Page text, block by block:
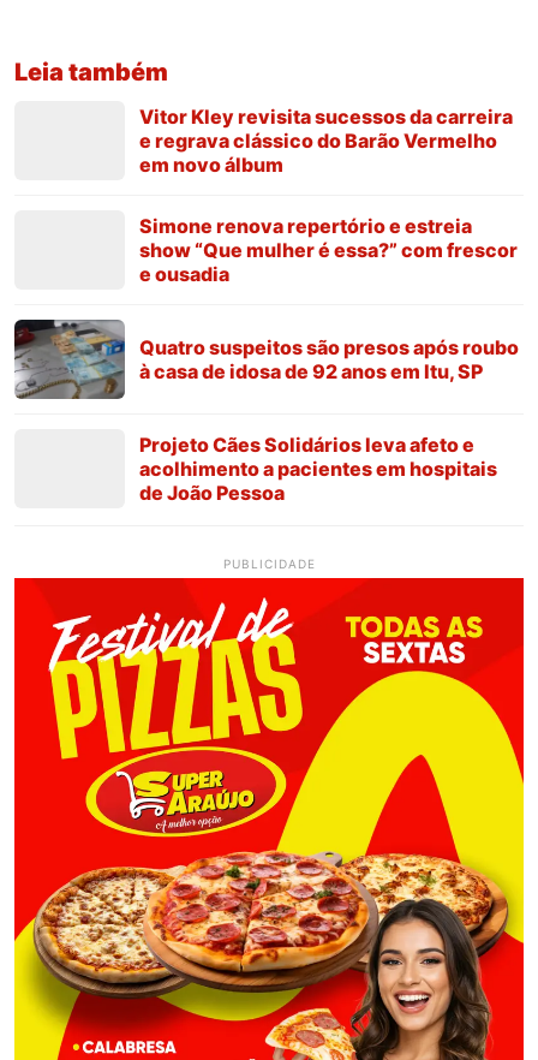
Leia também
Vitor Kley revisita sucessos da carreira
e regrava clássico do Barão Vermelho
em novo álbum
Simone renova repertório e estreia
show “Que mulher é essa?” com frescor
e ousadia
Quatro suspeitos são presos após roubo
à casa de idosa de 92 anos em Itu, SP
Projeto Cães Solidários leva afeto e
acolhimento a pacientes em hospitais
de João Pessoa
PUBLICIDADE